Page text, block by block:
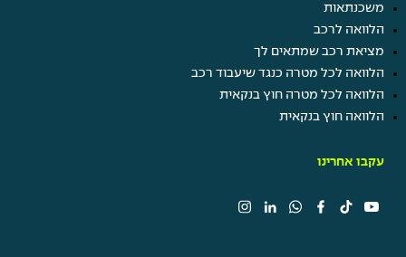
משכנתאות
הלוואה לרכב
מציאת רכב שמתאים לך
הלוואה לכל מטרה כנגד שיעבוד רכב
הלוואה לכל מטרה חוץ בנקאית
הלוואה חוץ בנקאית
עקבו אחרינו